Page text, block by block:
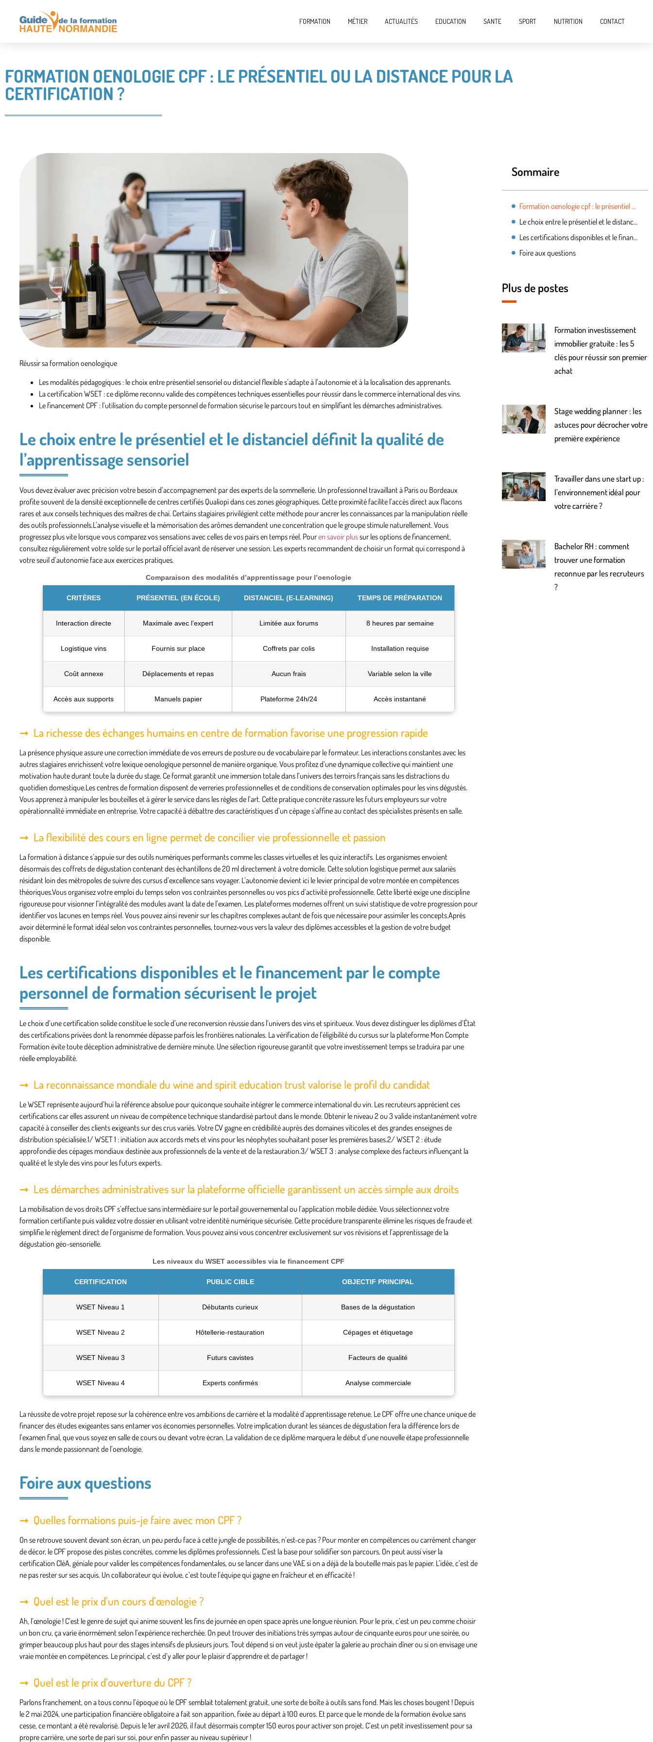
FORMATION MÉTIER ACTUALITÉS EDUCATION SANTE SPORT NUTRITION CONTACT
FORMATION OENOLOGIE CPF : LE PRÉSENTIEL OU LA DISTANCE POUR LA
CERTIFICATION ?
Réussir sa formation oenologique
Les modalités pédagogiques : le choix entre présentiel sensoriel ou distanciel flexible s’adapte à l’autonomie et à la localisation des apprenants.
La certification WSET : ce diplôme reconnu valide des compétences techniques essentielles pour réussir dans le commerce international des vins.
Le financement CPF : l’utilisation du compte personnel de formation sécurise le parcours tout en simplifiant les démarches administratives.
Le choix entre le présentiel et le distanciel définit la qualité de
l’apprentissage sensoriel
Vous devez évaluer avec précision votre besoin d’accompagnement par des experts de la sommellerie. Un professionnel travaillant à Paris ou Bordeaux
profite souvent de la densité exceptionnelle de centres certifiés Qualiopi dans ces zones géographiques. Cette proximité facilite l’accès direct aux flacons
rares et aux conseils techniques des maîtres de chai. Certains stagiaires privilégient cette méthode pour ancrer les connaissances par la manipulation réelle
des outils professionnels.L’analyse visuelle et la mémorisation des arômes demandent une concentration que le groupe stimule naturellement. Vous
progressez plus vite lorsque vous comparez vos sensations avec celles de vos pairs en temps réel. Pouren savoir plussur les options de financement,
consultez régulièrement votre solde sur le portail officiel avant de réserver une session. Les experts recommandent de choisir un format qui correspond à
votre seuil d’autonomie face aux exercices pratiques.
Comparaison des modalités d’apprentissage pour l’oenologie
CRITÈRES PRÉSENTIEL (EN ÉCOLE) DISTANCIEL (E-LEARNING) TEMPS DE PRÉPARATION
Interaction directe Maximale avec l’expert Limitée aux forums 8 heures par semaine
Logistique vins Fournis sur place Coffrets par colis Installation requise
Coût annexe Déplacements et repas Aucun frais Variable selon la ville
Accès aux supports Manuels papier Plateforme 24h/24 Accès instantané
La richesse des échanges humains en centre de formation favorise une progression rapide
La présence physique assure une correction immédiate de vos erreurs de posture ou de vocabulaire par le formateur. Les interactions constantes avec les
autres stagiaires enrichissent votre lexique oenologique personnel de manière organique. Vous profitez d’une dynamique collective qui maintient une
motivation haute durant toute la durée du stage. Ce format garantit une immersion totale dans l’univers des terroirs français sans les distractions du
quotidien domestique.Les centres de formation disposent de verreries professionnelles et de conditions de conservation optimales pour les vins dégustés.
Vous apprenez à manipuler les bouteilles et à gérer le service dans les règles de l’art. Cette pratique concrète rassure les futurs employeurs sur votre
opérationnalité immédiate en entreprise. Votre capacité à débattre des caractéristiques d’un cépage s’affine au contact des spécialistes présents en salle.
La flexibilité des cours en ligne permet de concilier vie professionnelle et passion
La formation à distance s’appuie sur des outils numériques performants comme les classes virtuelles et les quiz interactifs. Les organismes envoient
désormais des coffrets de dégustation contenant des échantillons de 20 ml directement à votre domicile. Cette solution logistique permet aux salariés
résidant loin des métropoles de suivre des cursus d’excellence sans voyager. L’autonomie devient ici le levier principal de votre montée en compétences
théoriques.Vous organisez votre emploi du temps selon vos contraintes personnelles ou vos pics d’activité professionnelle. Cette liberté exige une discipline
rigoureuse pour visionner l’intégralité des modules avant la date de l’examen. Les plateformes modernes offrent un suivi statistique de votre progression pour
identifier vos lacunes en temps réel. Vous pouvez ainsi revenir sur les chapitres complexes autant de fois que nécessaire pour assimiler les concepts.Après
avoir déterminé le format idéal selon vos contraintes personnelles, tournez-vous vers la valeur des diplômes accessibles et la gestion de votre budget
disponible.
Les certifications disponibles et le financement par le compte
personnel de formation sécurisent le projet
Le choix d’une certification solide constitue le socle d’une reconversion réussie dans l’univers des vins et spiritueux. Vous devez distinguer les diplômes d’État
des certifications privées dont la renommée dépasse parfois les frontières nationales. La vérification de l’éligibilité du cursus sur la plateforme Mon Compte
Formation évite toute déception administrative de dernière minute. Une sélection rigoureuse garantit que votre investissement temps se traduira par une
réelle employabilité.
La reconnaissance mondiale du wine and spirit education trust valorise le profil du candidat
Le WSET représente aujourd’hui la référence absolue pour quiconque souhaite intégrer le commerce international du vin. Les recruteurs apprécient ces
certifications car elles assurent un niveau de compétence technique standardisé partout dans le monde. Obtenir le niveau 2 ou 3 valide instantanément votre
capacité à conseiller des clients exigeants sur des crus variés. Votre CV gagne en crédibilité auprès des domaines viticoles et des grandes enseignes de
distribution spécialisée.1/WSET 1 : initiation aux accords mets et vins pour les néophytes souhaitant poser les premières bases.2/WSET 2 : étude
approfondie des cépages mondiaux destinée aux professionnels de la vente et de la restauration.3/WSET 3 : analyse complexe des facteurs influençant la
qualité et le style des vins pour les futurs experts.
Les démarches administratives sur la plateforme officielle garantissent un accès simple aux droits
La mobilisation de vos droits CPF s’effectue sans intermédiaire sur le portail gouvernemental ou l’application mobile dédiée. Vous sélectionnez votre
formation certifiante puis validez votre dossier en utilisant votre identité numérique sécurisée. Cette procédure transparente élimine les risques de fraude et
simplifie le règlement direct de l’organisme de formation. Vous pouvez ainsi vous concentrer exclusivement sur vos révisions et l’apprentissage de la
dégustation géo-sensorielle.
Les niveaux du WSET accessibles via le financement CPF
CERTIFICATION PUBLIC CIBLE OBJECTIF PRINCIPAL
WSET Niveau 1 Débutants curieux Bases de la dégustation
WSET Niveau 2 Hôtellerie-restauration Cépages et étiquetage
WSET Niveau 3 Futurs cavistes Facteurs de qualité
WSET Niveau 4 Experts confirmés Analyse commerciale
La réussite de votre projet repose sur la cohérence entre vos ambitions de carrière et la modalité d’apprentissage retenue. Le CPF offre une chance unique de
financer des études exigeantes sans entamer vos économies personnelles. Votre implication durant les séances de dégustation fera la différence lors de
l’examen final, que vous soyez en salle de cours ou devant votre écran. La validation de ce diplôme marquera le début d’une nouvelle étape professionnelle
dans le monde passionnant de l’oenologie.
Foire aux questions
Quelles formations puis-je faire avec mon CPF ?
On se retrouve souvent devant son écran, un peu perdu face à cette jungle de possibilités, n’est-ce pas ? Pour monter en compétences ou carrément changer
de décor, le CPF propose des pistes concrètes, comme les diplômes professionnels. C’est la base pour solidifier son parcours. On peut aussi viser la
certification CléA, géniale pour valider les compétences fondamentales, ou se lancer dans une VAE si on a déjà de la bouteille mais pas le papier. L’idée, c’est de
ne pas rester sur ses acquis. Un collaborateur qui évolue, c’est toute l’équipe qui gagne en fraîcheur et en efficacité !
Quel est le prix d’un cours d’œnologie ?
Ah, l’œnologie ! C’est le genre de sujet qui anime souvent les fins de journée en open space après une longue réunion. Pour le prix, c’est un peu comme choisir
un bon cru, ça varie énormément selon l’expérience recherchée. On peut trouver des initiations très sympas autour de cinquante euros pour une soirée, ou
grimper beaucoup plus haut pour des stages intensifs de plusieurs jours. Tout dépend si on veut juste épater la galerie au prochain dîner ou si on envisage une
vraie montée en compétences. Le principal, c’est d’y aller pour le plaisir d’apprendre et de partager !
Quel est le prix d’ouverture du CPF ?
Parlons franchement, on a tous connu l’époque où le CPF semblait totalement gratuit, une sorte de boîte à outils sans fond. Mais les choses bougent ! Depuis
le 2 mai 2024, une participation financière obligatoire a fait son apparition, fixée au départ à 100 euros. Et parce que le monde de la formation évolue sans
cesse, ce montant a été revalorisé. Depuis le 1er avril 2026, il faut désormais compter 150 euros pour activer son projet. C’est un petit investissement pour sa
propre carrière, une sorte de pari sur soi, pour enfin passer au niveau supérieur !
Sommaire
Formation oenologie cpf : le présentiel ou la distance pour la certification ?
Le choix entre le présentiel et le distanciel définit la qualité de l’apprentissage sensoriel
Les certifications disponibles et le financement par le compte personnel de formation sécurisent le projet
Foire aux questions
Plus de postes
Formation investissement
immobilier gratuite : les 5
clés pour réussir son premier
achat
Stage wedding planner : les
astuces pour décrocher votre
première expérience
Travailler dans une start up :
l’environnement idéal pour
votre carrière ?
Bachelor RH : comment
trouver une formation
reconnue par les recruteurs
?